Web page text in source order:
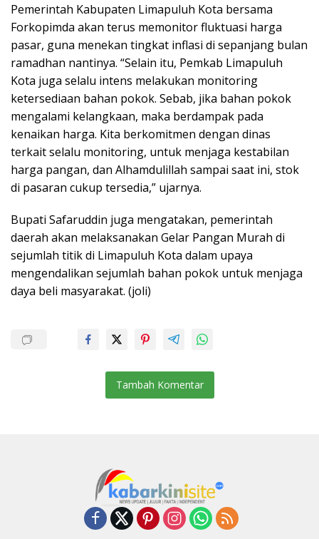
Pemerintah Kabupaten Limapuluh Kota bersama
Forkopimda akan terus memonitor fluktuasi harga
pasar, guna menekan tingkat inflasi di sepanjang bulan
ramadhan nantinya. “Selain itu, Pemkab Limapuluh
Kota juga selalu intens melakukan monitoring
ketersediaan bahan pokok. Sebab, jika bahan pokok
mengalami kelangkaan, maka berdampak pada
kenaikan harga. Kita berkomitmen dengan dinas
terkait selalu monitoring, untuk menjaga kestabilan
harga pangan, dan Alhamdulillah sampai saat ini, stok
di pasaran cukup tersedia,” ujarnya.
Bupati Safaruddin juga mengatakan, pemerintah
daerah akan melaksanakan Gelar Pangan Murah di
sejumlah titik di Limapuluh Kota dalam upaya
mengendalikan sejumlah bahan pokok untuk menjaga
daya beli masyarakat. (joli)
Tambah Komentar